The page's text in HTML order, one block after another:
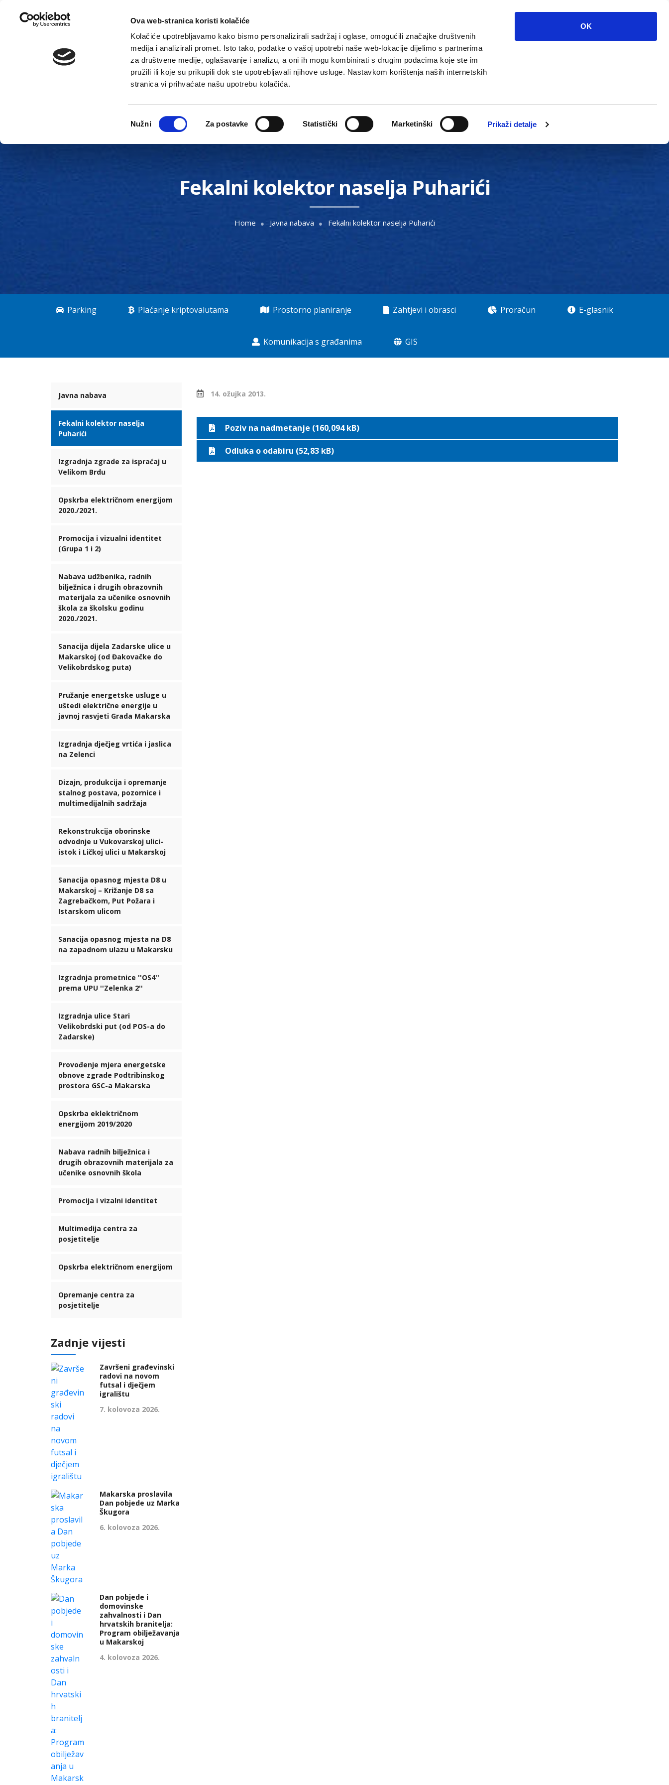
Ova web-stranica koristi kolačiće
Kolačiće upotrebljavamo kako bismo personalizirali sadržaj i oglase, omogućili značajke društvenih
medija i analizirali promet. Isto tako, podatke o vašoj upotrebi naše web-lokacije dijelimo s partnerima
za društvene medije, oglašavanje i analizu, a oni ih mogu kombinirati s drugim podacima koje ste im
pružili ili koje su prikupili dok ste upotrebljavali njihove usluge. Nastavkom korištenja naših internetskih
stranica vi prihvaćate našu upotrebu kolačića.
pristanka
Nužni Za postavke Statistički Marketinški Prikaži detalje
OK
Gradska uprava Gradske ustanove, tvrtke i škole
Fekalni kolektor naselja Puharići
Home Javna nabava Fekalni kolektor naselja Puharići
Parking Plaćanje kriptovalutama Prostorno planiranje Zahtjevi i obrasci Proračun E-glasnik
Komunikacija s građanima GIS
14. ožujka 2013.
Poziv na nadmetanje (160,094 kB)
Odluka o odabiru (52,83 kB)
Javna nabava
Fekalni kolektor naselja
Puharići
Izgradnja zgrade za ispraćaj u
Velikom Brdu
Opskrba električnom energijom
2020./2021.
Promocija i vizualni identitet
(Grupa 1 i 2)
Nabava udžbenika, radnih
bilježnica i drugih obrazovnih
materijala za učenike osnovnih
škola za školsku godinu
2020./2021.
Sanacija dijela Zadarske ulice u
Makarskoj (od Đakovačke do
Velikobrdskog puta)
Pružanje energetske usluge u
uštedi električne energije u
javnoj rasvjeti Grada Makarska
Izgradnja dječjeg vrtića i jaslica
na Zelenci
Dizajn, produkcija i opremanje
stalnog postava, pozornice i
multimedijalnih sadržaja
Rekonstrukcija oborinske
odvodnje u Vukovarskoj ulici-
istok i Ličkoj ulici u Makarskoj
Sanacija opasnog mjesta D8 u
Makarskoj – Križanje D8 sa
Zagrebačkom, Put Požara i
Istarskom ulicom
Sanacija opasnog mjesta na D8
na zapadnom ulazu u Makarsku
Izgradnja prometnice ''OS4''
prema UPU ''Zelenka 2''
Izgradnja ulice Stari
Velikobrdski put (od POS-a do
Zadarske)
Provođenje mjera energetske
obnove zgrade Podtribinskog
prostora GSC-a Makarska
Opskrba eklektričnom
energijom 2019/2020
Nabava radnih bilježnica i
drugih obrazovnih materijala za
učenike osnovnih škola
Promocija i vizalni identitet
Multimedija centra za
posjetitelje
Opskrba električnom energijom
Opremanje centra za
posjetitelje
Zadnje vijesti
Završeni građevinski
radovi na novom
futsal i dječjem
igralištu
7. kolovoza 2026.
Makarska proslavila
Dan pobjede uz Marka
Škugora
6. kolovoza 2026.
Dan pobjede i
domovinske
zahvalnosti i Dan
hrvatskih branitelja:
Program obilježavanja
u Makarskoj
4. kolovoza 2026.